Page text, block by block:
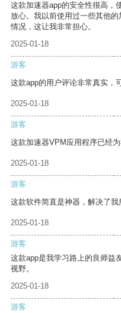
这款加速器app的安全性很高，
放心。我以前使用过一些其他
情况，这让我非常担心。
2025-01-18
游客
这款app的用户评论非常真实，
2025-01-18
游客
这款加速器VPM应用程序已经
2025-01-18
游客
这款软件简直是神器，解决了我
2025-01-18
游客
这款app是我学习路上的良师益
视野。
2025-01-18
游客